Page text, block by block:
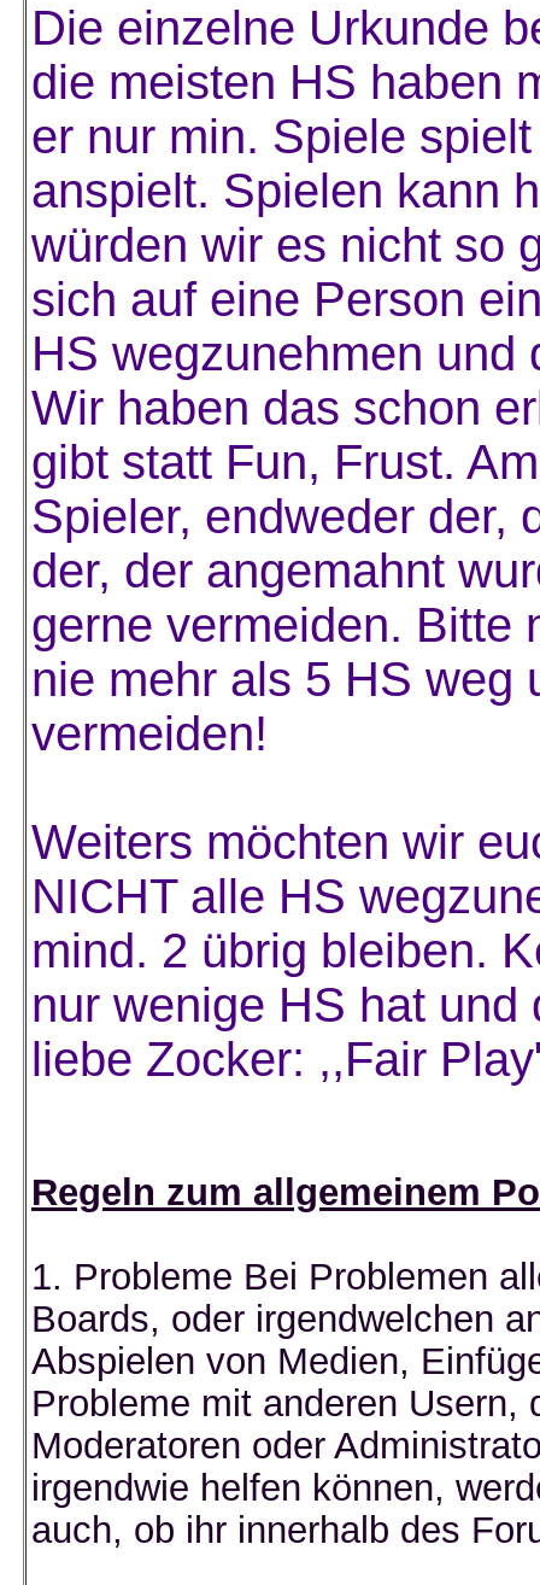
Die einzelne Urkunde
die meisten HS haben
er nur min. Spiele
anspielt. Spielen kann
würden wir es nicht so
sich auf eine Person
HS wegzunehmen und
Wir haben das schon
gibt statt Fun, Frust.
Spieler, endweder der,
der, der angemahnt
gerne vermeiden. Bitte
nie mehr als 5 HS weg
vermeiden!
Weiters möchten wir
NICHT alle HS
mind. 2 übrig bleiben.
nur wenige HS hat und
liebe Zocker: ,,Fair
Regeln zum allgemeinem
1. Probleme Bei Problemen
Boards, oder irgendwelchen
Abspielen von Medien,
Probleme mit anderen Usern,
Moderatoren oder
irgendwie helfen können,
auch, ob ihr innerhalb des